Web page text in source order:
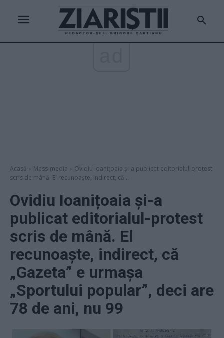
Acasă Mass-media
Ovidiu Ioanițoaia și-a publicat editorialul-protest
scris de mână. El recunoaște, indirect, că...
Ovidiu Ioanițoaia și-a
publicat editorialul-protest
scris de mână. El
recunoaște, indirect, că
„Gazeta” e urmașa
„Sportului popular”, deci are
78 de ani, nu 99